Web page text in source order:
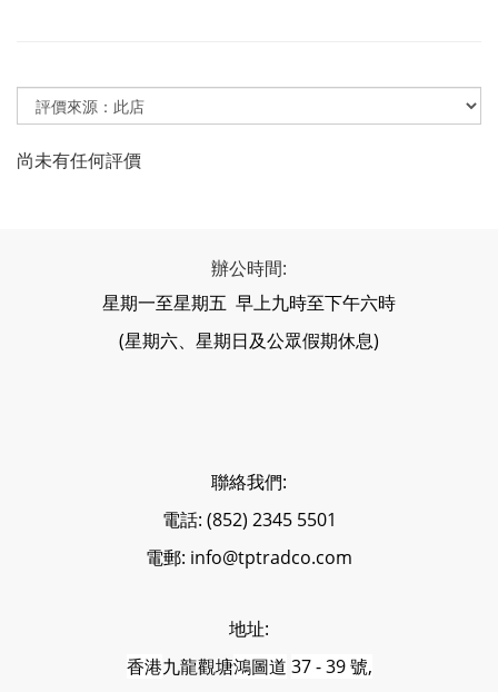
尚未有任何評價
辦公時間:
星期一至星期五 早上九時至下午六時
(星期六、星期日及公眾假期休息)
聯絡我們:
電話: (852) 2345 5501
電郵: info@tptradco.com
地址:
香港九龍觀塘鴻圖道 37 - 39 號,